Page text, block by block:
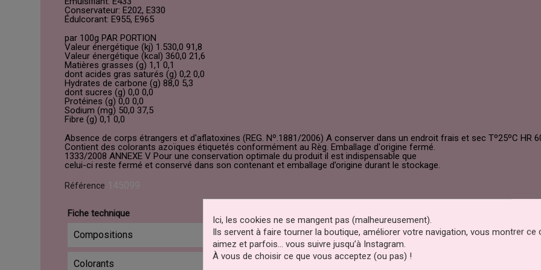
Conservateur: E202, E330
Édulcorant: E955, E965
par 100g PAR PORTION
Valeur énergétique (kj) 1.530,0 91,8
Valeur énergétique (kcal) 360,0 21,6
Matières grasses (g) 1,1 0,1
dont acides gras saturés (g) 0,2 0,0
Hydrates de carbone (g) 88,0 5,3
dont sucres (g) 0,0 0,0
Protéines (g) 0,0 0,0
Sodium (mg) 50,0 37,5
Fibre (g) 0,1 0,0
Absence de corps étrangers et d'aflatoxines (REG. Nº.1881/2006) A conserver dans un endroit frais et sec Tº25ºC HR
Contient des colorants azoïques étiquetés conformément au Règ. Emballage d'origine fermé.
1333/2008 ANNEXE V Pour une conservation optimale du produit il est indispensable que
celui-ci reste fermé et conservé dans son contenant et emballage d’origine durant le stockage.
Référence
Fiche technique
Compositions SANS E171 - Dioxyde De
Colorants
E102 Tartrazine - Peut Avoir
Ici, les cookies ne se mangent pas (malheureusement).
Ils servent à faire tourner la boutique, améliorer votre navigation, vous montrer ce
aimez et parfois… vous suivre jusqu’à Instagram.
À vous de choisir ce que vous acceptez (ou pas) !